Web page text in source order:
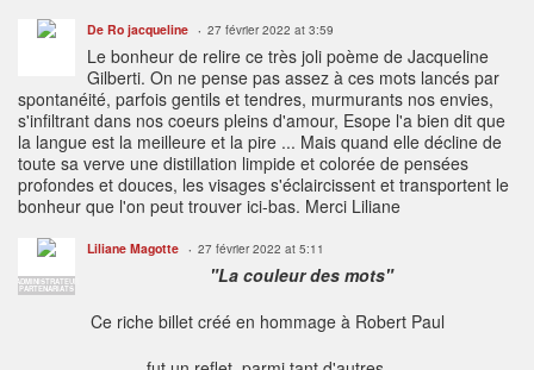
De Ro jacqueline 27 février 2022 at 3:59
Le bonheur de relire ce très joli poème de Jacqueline
Gilberti. On ne pense pas assez à ces mots lancés par
spontanéité, parfois gentils et tendres, murmurants nos envies,
s'infiltrant dans nos coeurs pleins d'amour, Esope l'a bien dit que
la langue est la meilleure et la pire ... Mais quand elle décline de
toute sa verve une distillation limpide et colorée de pensées
profondes et douces, les visages s'éclaircissent et transportent le
bonheur que l'on peut trouver ici-bas. Merci Liliane
ADMINISTRATEUR
PARTENARIATS
Liliane Magotte 27 février 2022 at 5:11
"La couleur des mots"
Ce riche billet créé en hommage à Robert Paul